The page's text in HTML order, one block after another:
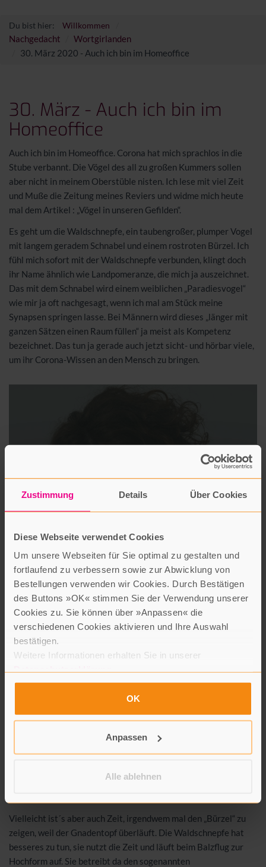
Zustimmung Details Über Cookies
Diese Webseite verwendet Cookies
Um unsere Webseiten für Sie optimal zu gestalten und
fortlaufend zu verbessern sowie zur Abwicklung von
Bestellungen verwenden wir Cookies. Durch Bestätigen
des Buttons »OK« stimmen Sie der Verwendung unserer
Cookies zu. Sie können über »Anpassen« die
verschiedenen Cookies aktivieren und Ihre Auswahl
bestätigen.
Weitere Informationen erhalten Sie in unserer
Datenschutzerklärung.
OK
Anpassen
Alle ablehnen
Du bist hier: Willkommen
Nachgedacht
Wortgirlanden
30. März 2020 - Auch ich bin im Homeoffice
30. März - Auch ich bin im
Homeoffice
Auch ich bin im Homeoffice. Corona hat mich sprachlos in die
Stube verbannt. Die Vögel des all zu großen Kummers sollen
aber nicht in meinem Oberstüble nisten. Ich lese mit viel Zeit
und Muße die Zeitung meines Reviers und widme mich heute
mal dem Artikel : „Vögel in unseren Gefilden“.
Es geht um die Waldschnepfe, ein taubengroßer, plumper Vogel
mit langem geradem Schnabel und einem rostroten Bürzel. Ich
fühl mich sofort mit der Waldschnepfe verbunden, klingt doch
ihr Name ähnlich wie Landpomeranze, die mich ja auszeichnet.
Das mit dem Schnabel wird einem weiblichen „Paradiesvogel“
wie mir ja oft nachgesagt, wenn ich mal am Stück meine
Synapsen springen lasse. Bei Männern wird dieses „länger mit
ganzen Sätzen einen Raum füllen“ ja meist als Kompetenz
bezeichnet. Das tun ja gerade auch jetzt sicht- und hörbar viele,
um ihr Corona-Wissen an den Mensch zu bringen.
Gedanken von d’r Alb ra oder Wortgirlanden
im Home-Office zusammengesponnen
von Dietlinde Ellsässer
Ich betreibe keine „heimliche“ Lebensweise in angepasster
die Welt bedeuten, zeige ich mich auch nicht in ganzer Gänze.
und in den viralen Zeiten mehr denn je. Jetzt können wir uns
sichtbar machen, unseren wahren Charakter zeigen.
Offen sein, den Partner, den Freund, den Kollegen mal mit
Klarheit beglücken. Die Zeit nutzen für ein inwendiges
ausbremsen, und dem, weil des halt schon immer so war, auf den
Vielleicht ist´s aber auch Zeit, irgendwem mal den „Bürzel“ zu
zeigen, weil der Gnadentopf überläuft. Die Waldschnepfe hat
besseres zu tun, sie nutzt die Zeit und läuft beim Balzflug zur
Hochform auf. Sie betreibt da den sogenannten